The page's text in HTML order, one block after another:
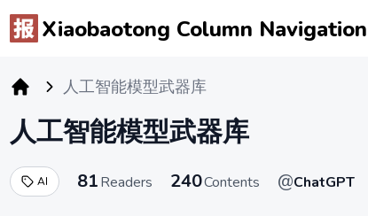
Xiaobaotong Column Navigation
人工智能模型武器库
人工智能模型武器库
AI 81Readers 240Contents @ChatGPT